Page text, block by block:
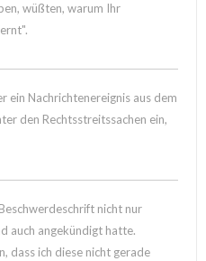
wüßten, warum Ihr
ein Nachrichtenereignis aus dem
den Rechtsstreitssachen ein,
nicht nur
auch angekündigt hatte.
dass ich diese nicht gerade